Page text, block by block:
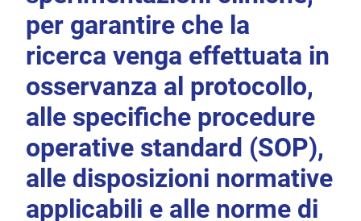
per garantire che la
ricerca venga effettuata in
osservanza al protocollo,
alle specifiche procedure
operative standard (SOP),
alle disposizioni normative
applicabili e alle norme di